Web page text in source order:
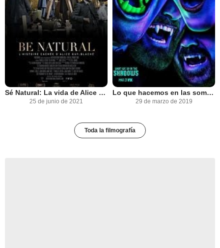
Sé Natural: La vida de Alice Guy-Blaché - La primera cineasta del mundo
25 de junio de 2021
Lo que hacemos en las sombras
29 de marzo de 2019
Toda la filmografía